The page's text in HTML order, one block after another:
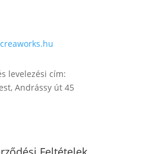
levelezési cím:
Andrássy út 45